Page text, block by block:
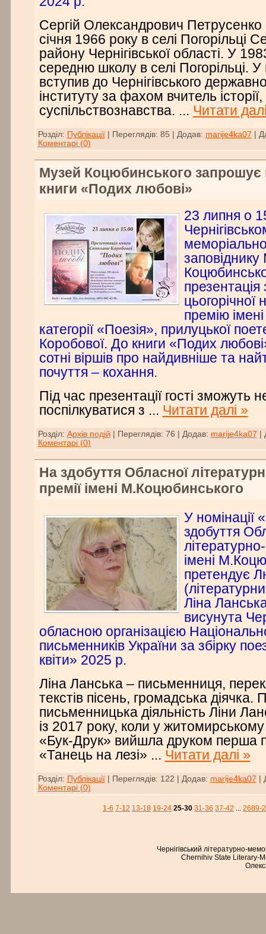
Сергій Олександрович
січня 1966 року в селі Погорільці
району Чернігівської області. У
середню школу в селі Погорільці.
вступив до Чернігівського
інституту за фахом вчитель
суспільствознавства. ... Читати
Розділ: Публікації| Переглядів: 85 Додав: marije4ka07
Коментарі (0)
Музей Коцюбинського запрошує
книги «Подих любові»
23 липня о
презентація
цьогорічної
премію
категорії «Поезія», прилуцької
Коробової. До книги «Подих
сотні віршів про найдивніше та
почуття – кохання.
Під час презентації гості зможуть
поспілкуватися з ... Читати далі »
Розділ: Архів подій Переглядів: 76 Додав: marije4ka07
Коментарі (0)
На здобуття Обласної
премії імені М.Коцюбинського
У номінації
здобуття
імені
претендує
Ліна
висунута
обласною організацією
письменників України за збірку
квіти» 2025 р.
Ліна Ланська – письменниця,
текстів пісень, громадська діячка.
письменницька діяльність Ліни
із 2017 року, коли у
«Бук-Друк» вийшла друком перша
«Танець на лезі» ... Читати далі »
Розділ: Публікації| Переглядів: 122 Додав: marije4ka07
Коментарі (0)
1-6 7-12 13-18 19-24 25-30 31-36 37-42 ... 2689-
Чернігівський літературно-
Chernihiv State Literary-